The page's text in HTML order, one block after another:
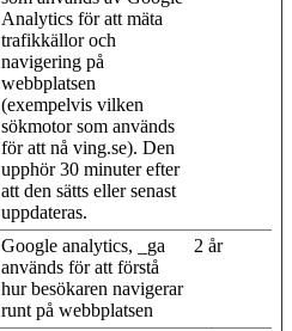
Analytics för att mäta
trafikkällor och
navigering på
webbplatsen
(exempelvis vilken
sökmotor som används
för att nå ving.se). Den
upphör 30 minuter efter
att den sätts eller senast
uppdateras.
Google analytics, _ga
används för att förstå
hur besökaren navigerar
runt på webbplatsen
2 år